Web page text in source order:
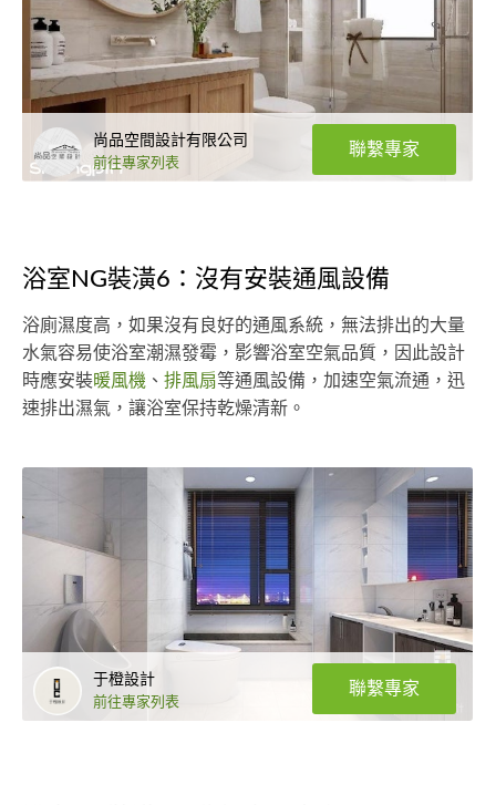
尚品空間設計有限公司
前往專家列表
聯繫專家
浴室NG裝潢6：沒有安裝通風設備
浴廁濕度高，如果沒有良好的通風系統，無法排出的大量
水氣容易使浴室潮濕發霉，影響浴室空氣品質，因此設計
時應安裝暖風機 、 排風扇等通風設備，加速空氣流通，迅
速排出濕氣，讓浴室保持乾燥清新。
于橙設計
前往專家列表
聯繫專家